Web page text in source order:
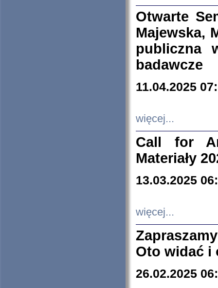
Otwarte
Majewska,
publiczna
badawcze
11.04.2025
więcej...
Call for
Materiały
13.03.2025
więcej...
Oto widać i
26.02.2025